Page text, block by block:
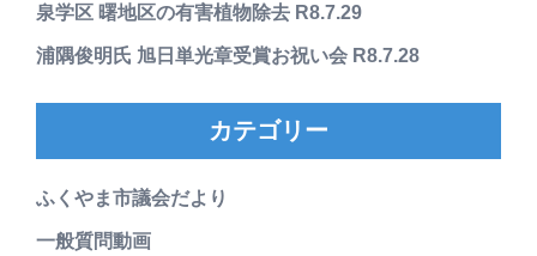
泉学区 曙地区の有害植物除去 R8.7.29
浦隅俊明氏 旭日単光章受賞お祝い会 R8.7.28
カテゴリー
ふくやま市議会だより
一般質問動画